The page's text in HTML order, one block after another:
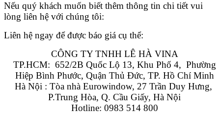
Nếu quý khách muốn biết thêm thông tin chi tiết vui
lòng liên hệ với chúng tôi:
Liên hệ ngay để được báo giá cụ thể:
CÔNG TY TNHH LÊ HÀ VINA
TP.HCM:  652/2B Quốc Lộ 13, Khu Phố 4,  Phường
Hiệp Bình Phước, Quận Thủ Đức, TP. Hồ Chí Minh
Hà Nội : Tòa nhà Eurowindow, 27 Trần Duy Hưng,
P.Trung Hòa, Q. Cầu Giấy, Hà Nội
Hotline: 0983 514 800